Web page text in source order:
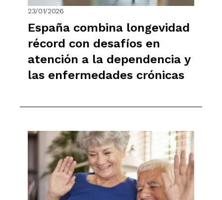
23/01/2026
España combina longevidad
récord con desafíos en
atención a la dependencia y
las enfermedades crónicas